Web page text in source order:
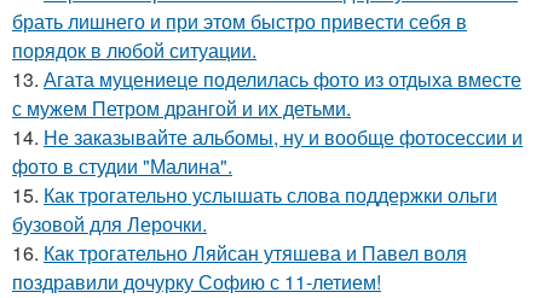
брать лишнего и при этом быстро привести себя в
порядок в любой ситуации.
13. Агата муцениеце поделилась фото из отдыха вместе
с мужем Петром дрангой и их детьми.
14. Не заказывайте альбомы, ну и вообще фотосессии и
фото в студии "Малина".
15. Как трогательно услышать слова поддержки ольги
бузовой для Лерочки.
16. Как трогательно Ляйсан утяшева и Павел воля
поздравили дочурку Софию с 11-летием!